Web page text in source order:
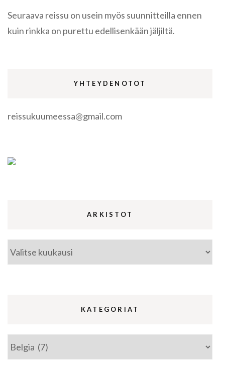
Seuraava reissu on usein myös suunnitteilla ennen
kuin rinkka on purettu edellisenkään jäljiltä.
YHTEYDENOTOT
reissukuumeessa@gmail.com
ARKISTOT
Arkistot
KATEGORIAT
Kategoriat